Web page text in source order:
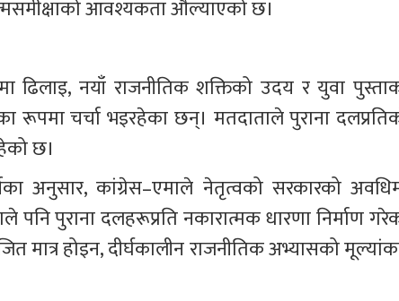
आवश्यकता औंल्याएको छ।
ढिलाइ, नयाँ राजनीतिक शक्तिको उदय र युवा
रूपमा चर्चा भइरहेका छन्। मतदाताले पुराना
छ।
अनुसार, कांग्रेस–एमाले नेतृत्वको सरकारको
पुराना दलहरूप्रति नकारात्मक धारणा निर्माण
मात्र होइन, दीर्घकालीन राजनीतिक अभ्यासको